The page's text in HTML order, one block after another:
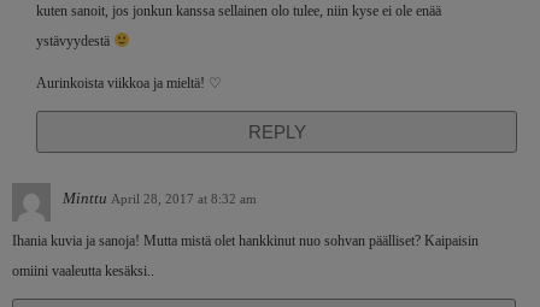
kuten sanoit, jos jonkun kanssa sellainen olo tulee, niin kyse ei ole enää
ystävyydestä
Aurinkoista viikkoa ja mieltä! ♡
REPLY
Minttu April 28, 2017 at 8:32 am
Ihania kuvia ja sanoja! Mutta mistä olet hankkinut nuo sohvan päälliset? Kaipaisin
omiini vaaleutta kesäksi..